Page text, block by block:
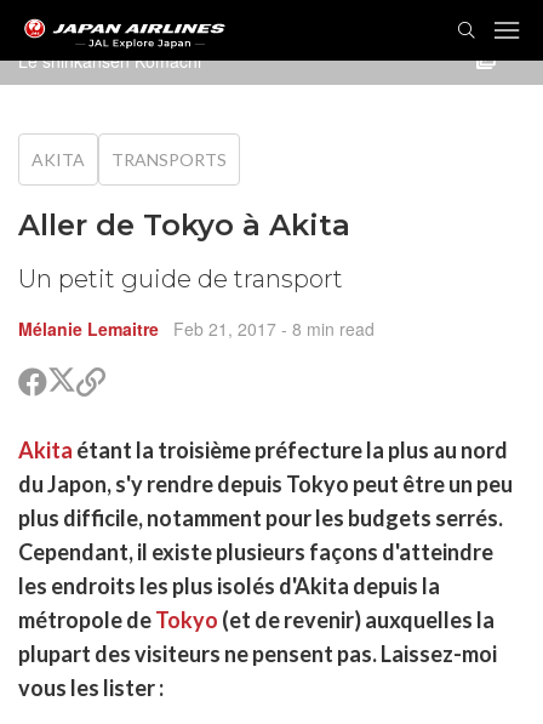
Le shinkansen Komachi
AKITA TRANSPORTS
Aller de Tokyo à Akita
Un petit guide de transport
Mélanie Lemaitre Feb 21, 2017 - 8 min read
PartagerPartager
sur
Copier
pour
partager
Akita étant la troisième préfecture la plus au nord
du Japon, s'y rendre depuis Tokyo peut être un peu
plus difficile, notamment pour les budgets serrés.
Cependant, il existe plusieurs façons d'atteindre
les endroits les plus isolés d'Akita depuis la
métropole deTokyo (et de revenir) auxquelles la
plupart des visiteurs ne pensent pas. Laissez-moi
vous les lister :